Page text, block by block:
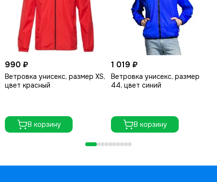
990 ₽
Ветровка унисекс, размер XS,
цвет красный
В корзину
1 019 ₽
Ветровка унисекс, размер
44, цвет синий
В корзину